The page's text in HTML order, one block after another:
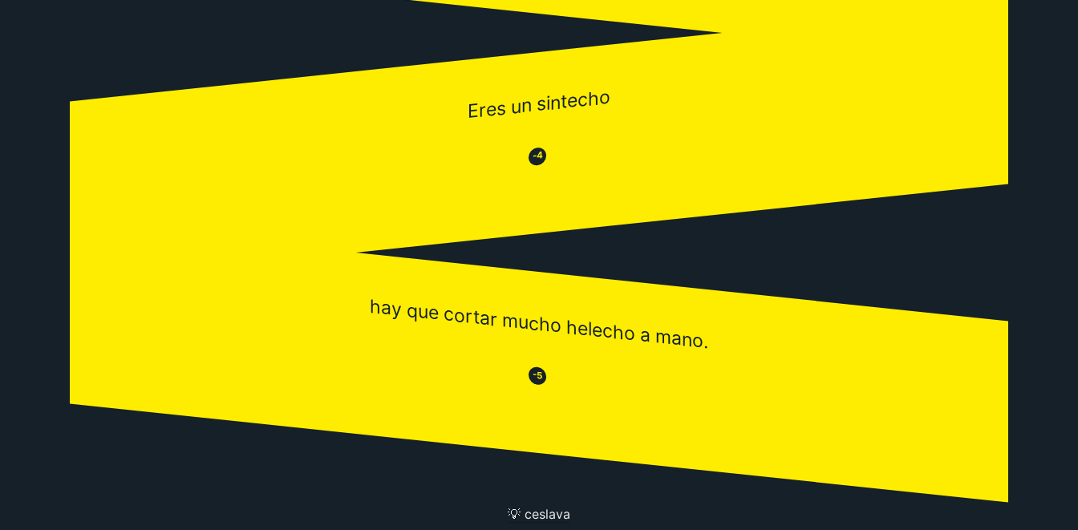
Eres un sintecho
😒 -4 😂
hay que cortar mucho helecho a mano.
😒 -5 😂
💡 ceslava